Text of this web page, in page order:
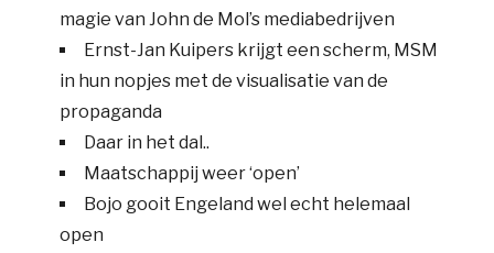
magie van John de Mol’s mediabedrijven
Ernst-Jan Kuipers krijgt een scherm, MSM
in hun nopjes met de visualisatie van de
propaganda
Daar in het dal..
Maatschappij weer ‘open’
Bojo gooit Engeland wel echt helemaal
open